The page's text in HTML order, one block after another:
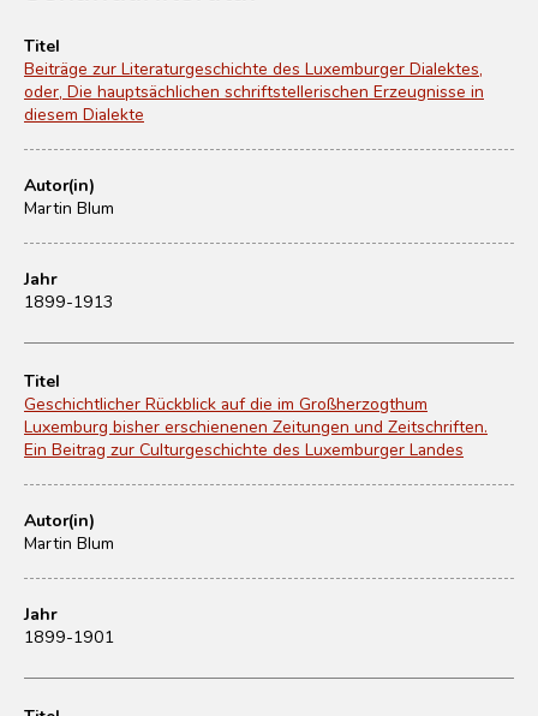
Titel
Beiträge zur Literaturgeschichte des Luxemburger Dialektes,
oder, Die hauptsächlichen schriftstellerischen Erzeugnisse in
diesem Dialekte
Autor(in)
Martin Blum
Jahr
1899-1913
Titel
Geschichtlicher Rückblick auf die im Großherzogthum
Luxemburg bisher erschienenen Zeitungen und Zeitschriften.
Ein Beitrag zur Culturgeschichte des Luxemburger Landes
Autor(in)
Martin Blum
Jahr
1899-1901